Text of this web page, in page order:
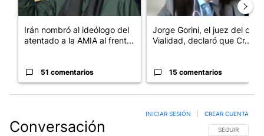
Irán nombró al ideólogo del
atentado a la AMIA al frent...
51 comentarios
Jorge Gorini, el juez del caso
Vialidad, declaró que Cr...
15 comentarios
Conversación SIGA ESTA
SEGUIR
INICIAR SESIÓN CREAR CUENTA